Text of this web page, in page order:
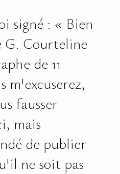
signé : « Bien
G. Courteline
de 11
m'excuserez,
fausser
mais
de publier
ne soit pas